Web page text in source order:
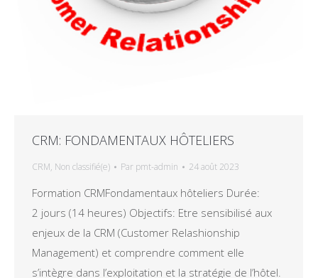
CRM: FONDAMENTAUX HÔTELIERS
CRM, Non classifié(e) Par pmt-admin 24 août 2023
Formation CRMFondamentaux hôteliers Durée:
2 jours (14 heures) Objectifs: Etre sensibilisé aux
enjeux de la CRM (Customer Relashionship
Management) et comprendre comment elle
s’intègre dans l’exploitation et la stratégie de l’hôtel.